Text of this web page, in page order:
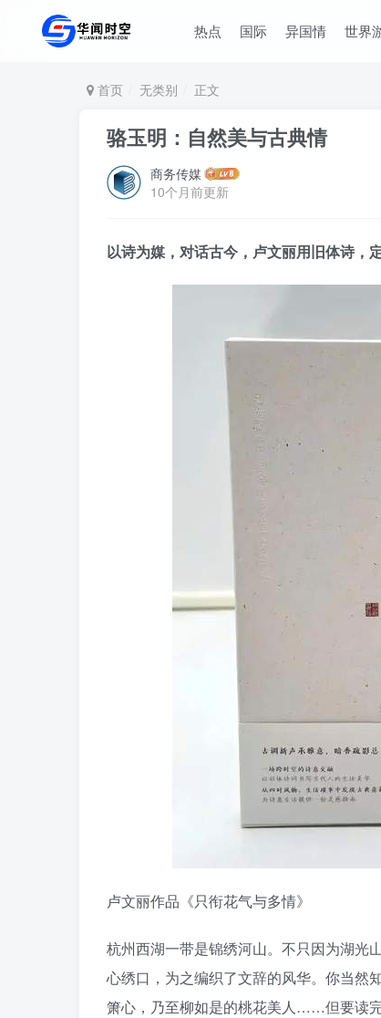
热点 国际 异国情 世界
首页 无类别 正文
骆玉明：自然美与古典情
商务传媒
10个月前更新
以诗为媒，对话古今，卢文丽用旧体诗，
卢文丽作品《只衔花气与多情》
杭州西湖一带是锦绣河山。不只因为湖光
心绣口，为之编织了文辞的风华。你当然
箫心，乃至柳如是的桃花美人……但要读完